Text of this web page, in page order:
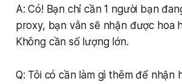
A: Có! Bạn chỉ cần 1 người bạn
proxy, bạn vẫn sẽ nhận được hoa
Không cần số lượng lớn.
Q: Tôi có cần làm gì thêm để nhận